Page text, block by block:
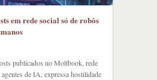
em rede social só de robôs
publicados no Moltbook, rede
de IA, expressa hostilidade